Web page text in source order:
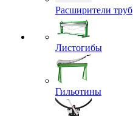
Расширители труб
Листогибы
Гильотины